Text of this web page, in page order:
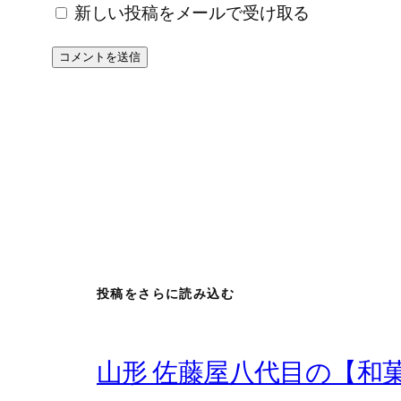
新しい投稿をメールで受け取る
投稿をさらに読み込む
山形 佐藤屋八代目の【和